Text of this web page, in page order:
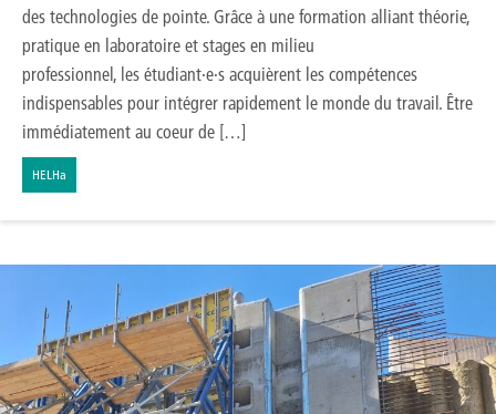
des technologies de pointe. Grâce à une formation alliant théorie,
pratique en laboratoire et stages en milieu
professionnel, les étudiant·e·s acquièrent les compétences
indispensables pour intégrer rapidement le monde du travail. Être
immédiatement au coeur de […]
HELHa